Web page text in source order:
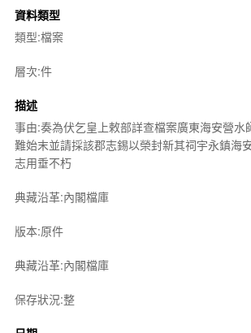
資料類型
類型:檔案
層次:件
描述
事由:奏為伏乞皇上敕部詳查檔案廣東海安營水
難始末並請採該郡志錫以榮封新其祠宇永鎮海
志用垂不朽
典藏沿革:內閣檔庫
版本:原件
典藏沿革:內閣檔庫
保存狀況:整